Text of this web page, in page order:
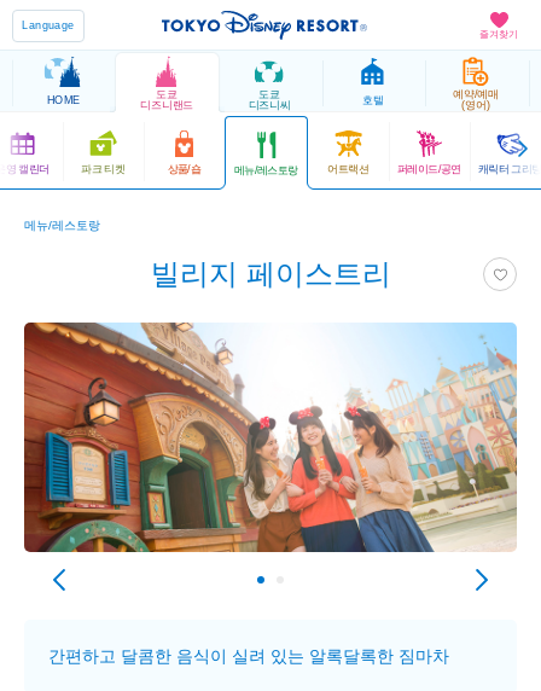
즐겨찾기
Language
HOME
도쿄
디즈니랜드
도쿄
디즈니씨
호텔
예약/예매
(영어)
영 캘린더 파크 티켓 상품/숍 메뉴/레스토랑 어트랙션 퍼레이드/공연 캐릭터 그리팅
메뉴/레스토랑
빌리지 페이스트리
간편하고 달콤한 음식이 실려 있는 알록달록한 짐마차